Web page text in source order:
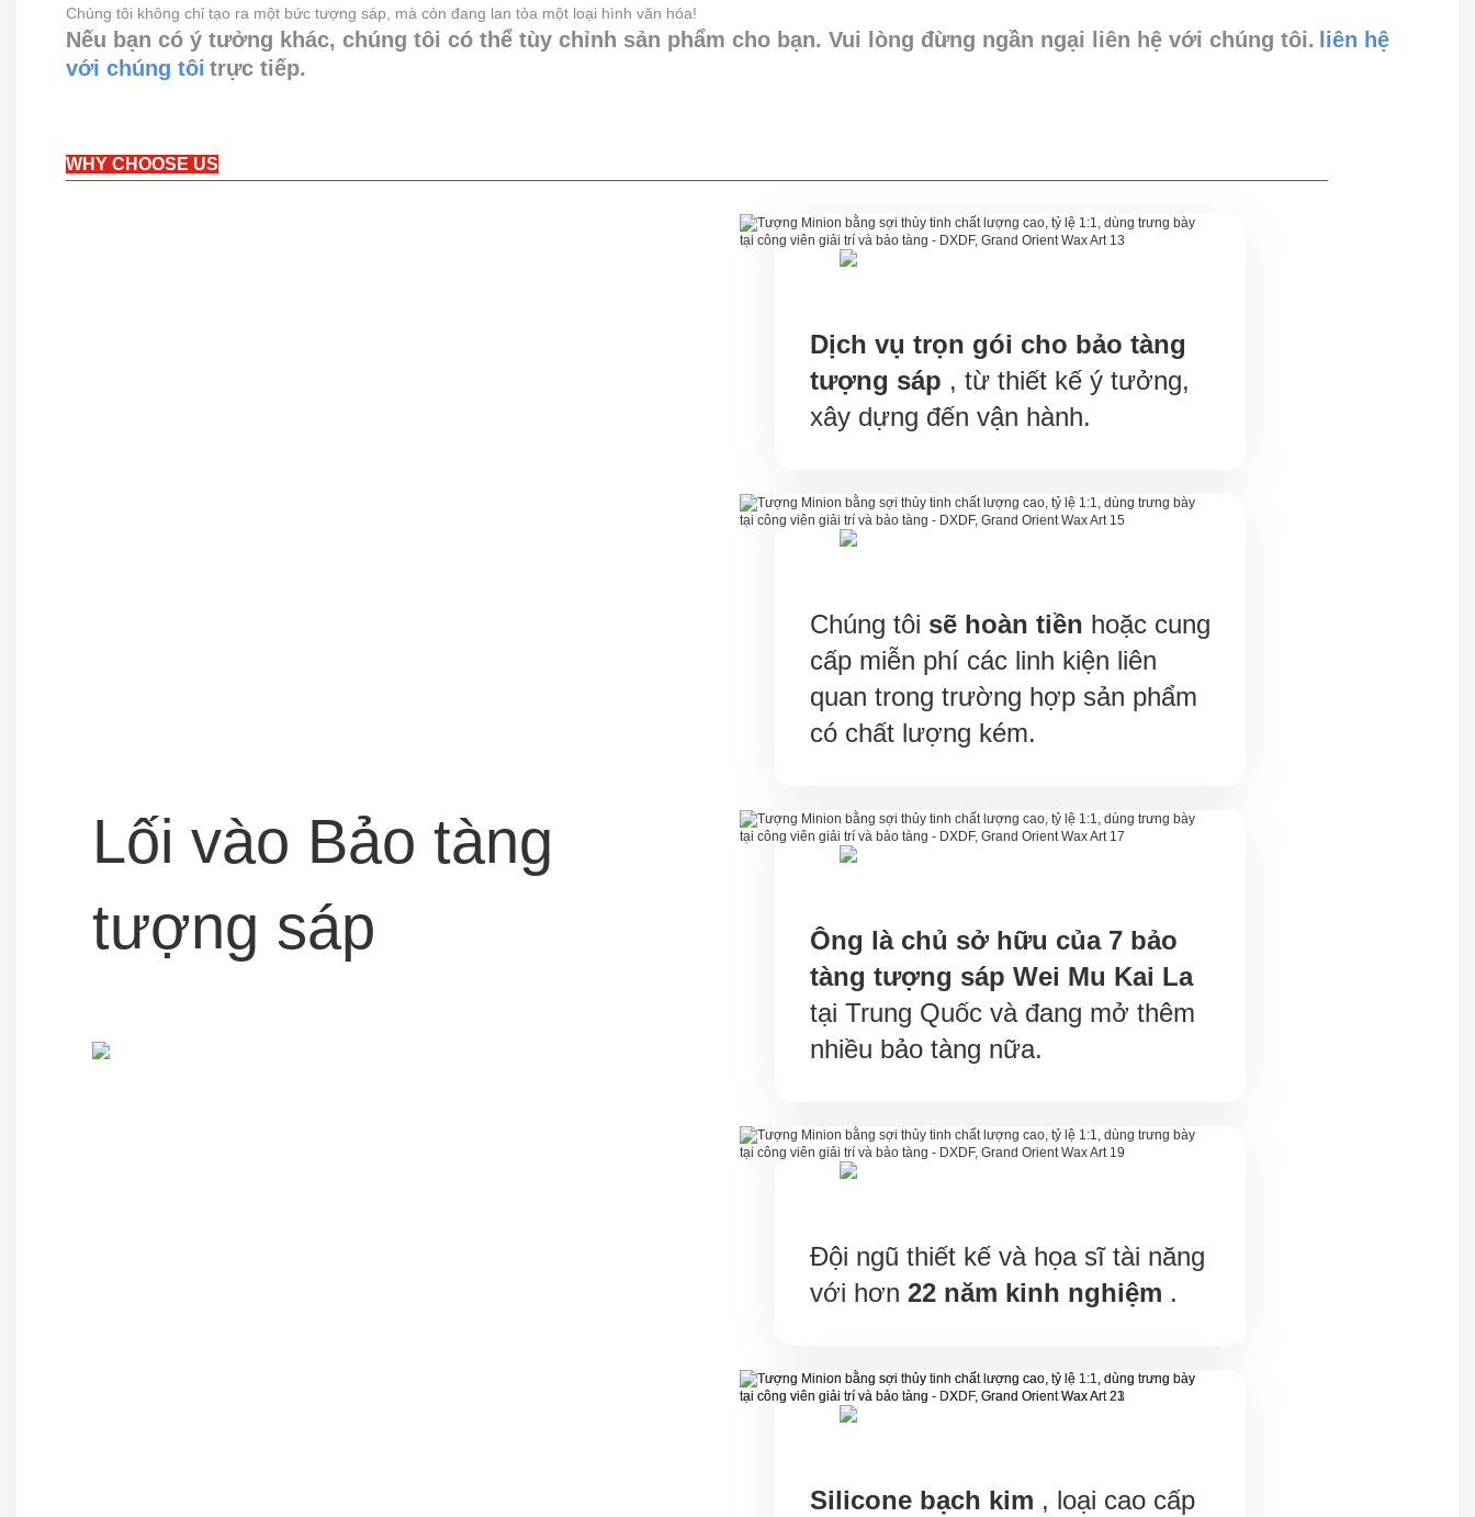
Chúng tôi không chỉ tạo ra một bức tượng sáp, mà còn đang lan tỏa một loại hình văn hóa!
Nếu bạn có ý tưởng khác, chúng tôi có thể tùy chỉnh sản phẩm cho bạn. Vui lòng đừng ngần ngại liên hệ với chúng tôi. liên hệ
với chúng tôi trực tiếp.
WHY CHOOSE US
Lối vào Bảo tàng
tượng sáp
Dịch vụ trọn gói cho bảo tàng
tượng sáp , từ thiết kế ý tưởng,
xây dựng đến vận hành.
Chúng tôi sẽ hoàn tiền hoặc cung
cấp miễn phí các linh kiện liên
quan trong trường hợp sản phẩm
có chất lượng kém.
Ông là chủ sở hữu của 7 bảo
tàng tượng sáp Wei Mu Kai La
tại Trung Quốc và đang mở thêm
nhiều bảo tàng nữa.
Đội ngũ thiết kế và họa sĩ tài năng
với hơn 22 năm kinh nghiệm .
Silicone bạch kim , loại cao cấp